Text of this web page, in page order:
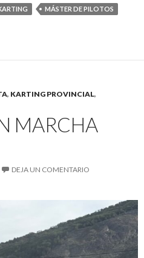
MÁSTER DE PILOTOS
, KARTING PROVINCIAL,
MARCHA
DEJA UN COMENTARIO